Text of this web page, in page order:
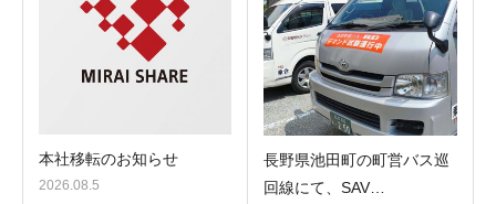
本社移転のお知らせ
2026.08.5
長野県池田町の町営バス巡
回線にて、SAV…